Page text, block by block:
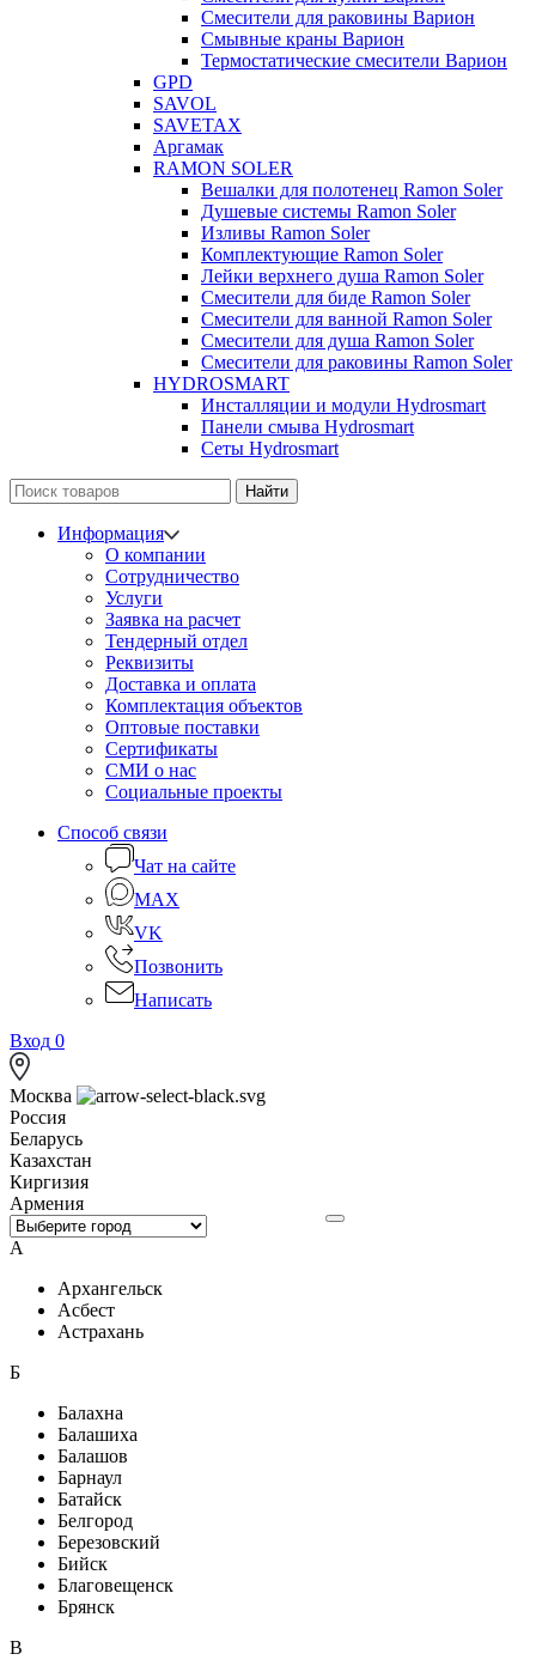
Смесители для раковины Варион
Смывные краны Варион
Термостатические смесители Варион
GPD
SAVOL
SAVETAX
Аргамак
RAMON SOLER
Вешалки для полотенец Ramon Soler
Душевые системы Ramon Soler
Изливы Ramon Soler
Комплектующие Ramon Soler
Лейки верхнего душа Ramon Soler
Смесители для биде Ramon Soler
Смесители для ванной Ramon Soler
Смесители для душа Ramon Soler
Смесители для раковины Ramon Soler
HYDROSMART
Инсталляции и модули Hydrosmart
Панели смыва Hydrosmart
Сеты Hydrosmart
Найти
Информация
О компании
Сотрудничество
Услуги
Заявка на расчет
Тендерный отдел
Реквизиты
Доставка и оплата
Комплектация объектов
Оптовые поставки
Сертификаты
СМИ о нас
Социальные проекты
Способ связи
Чат на сайте
MAX
VK
Позвонить
Написать
Вход 0
Москва
Россия
Беларусь
Казахстан
Киргизия
Армения
А
Архангельск
Асбест
Астрахань
Б
Балахна
Балашиха
Балашов
Барнаул
Батайск
Белгород
Березовский
Бийск
Благовещенск
Брянск
В